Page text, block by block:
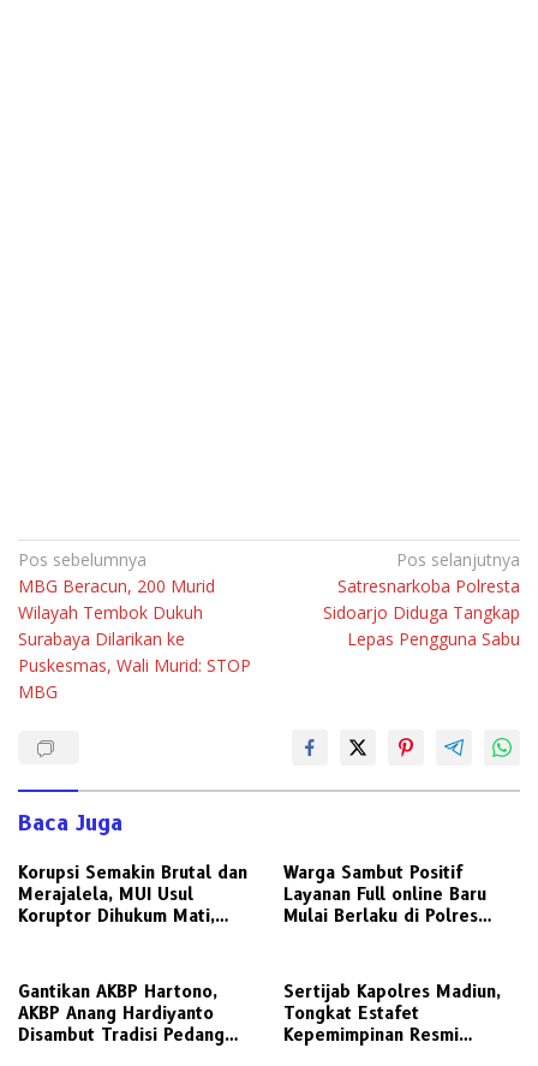
Navigasi
pos
Pos sebelumnya
MBG Beracun, 200 Murid
Wilayah Tembok Dukuh
Surabaya Dilarikan ke
Puskesmas, Wali Murid: STOP
MBG
Pos selanjutnya
Satresnarkoba Polresta
Sidoarjo Diduga Tangkap
Lepas Pengguna Sabu
Baca Juga
Korupsi Semakin Brutal dan
Merajalela, MUI Usul
Koruptor Dihukum Mati,
Warga Sambut Positif
Layanan Full online Baru
Mulai Berlaku di Polres
Gantikan AKBP Hartono,
AKBP Anang Hardiyanto
Disambut Tradisi Pedang
Sertijab Kapolres Madiun,
Tongkat Estafet
Kepemimpinan Resmi